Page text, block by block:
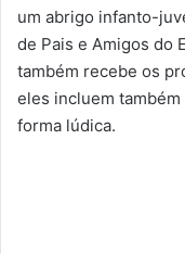
um abrigo infanto-
de Pais e Amigos do
também recebe os
eles incluem
forma lúdica.